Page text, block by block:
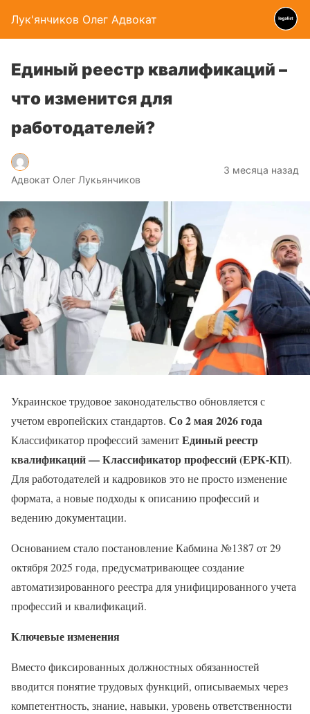
Лук'янчиков Олег Адвокат
Единый реестр квалификаций –
что изменится для
работодателей?
Адвокат Олег Лукьянчиков
3 месяца назад
Украинское трудовое законодательство обновляется с
учетом европейских стандартов. Со 2 мая 2026 года
Классификатор профессий заменитЕдиный реестр
квалификаций — Классификатор профессий (ЕРК-КП).
Для работодателей и кадровиков это не просто изменение
формата, а новые подходы к описанию профессий и
ведению документации.
Основанием стало постановление Кабмина №1387 от 29
октября 2025 года, предусматривающее создание
автоматизированного реестра для унифицированного учета
профессий и квалификаций.
Ключевые изменения
Вместо фиксированных должностных обязанностей
вводится понятие трудовых функций, описываемых через
компетентность, знание, навыки, уровень ответственности